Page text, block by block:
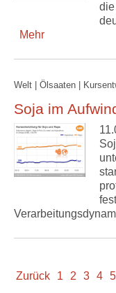
Mehr
Welt | Ölsaaten |
Soja im
Zurück 1 2 3 4 5